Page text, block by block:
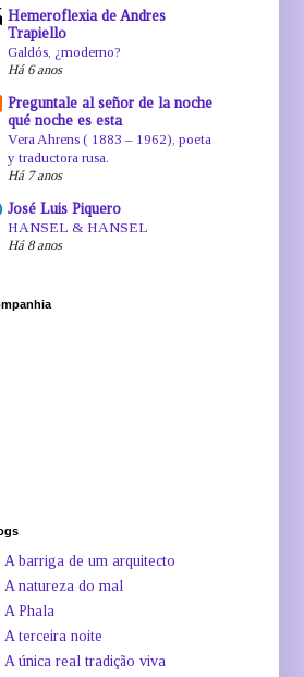
Hemeroflexia de Andres
Trapiello
Galdós, ¿moderno?
Há 6 anos
Preguntale al señor de la noche
qué noche es esta
Vera Ahrens ( 1883 – 1962), poeta
y traductora rusa.
Há 7 anos
José Luis Piquero
HANSEL & HANSEL
Há 8 anos
A barriga de um arquitecto
A natureza do mal
A Phala
A terceira noite
A única real tradição viva